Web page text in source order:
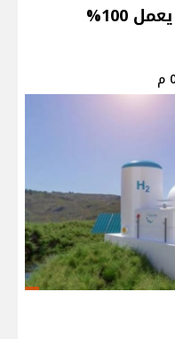
نجاح اختبار أول توربين غاز يعمل 100%